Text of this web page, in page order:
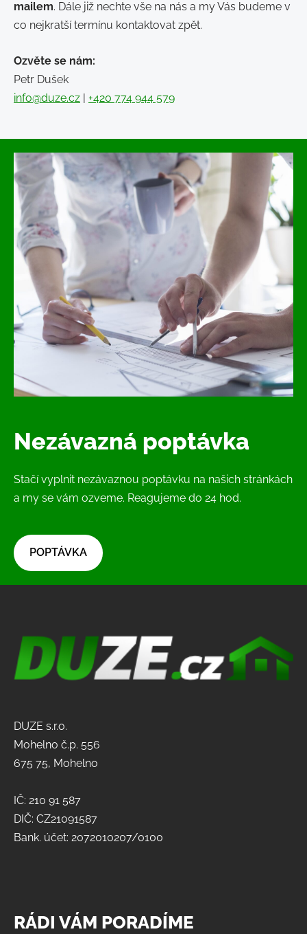
mailem. Dále již nechte vše na nás a my Vás budeme v
co nejkratší termínu kontaktovat zpět.
Ozvěte se nám:
Petr Dušek
info@duze.cz | +420 774 944 579
Nezávazná poptávka
Stačí vyplnit nezávaznou poptávku na našich stránkách
a my se vám ozveme. Reagujeme do 24 hod.
​POPTÁVKA​
DUZE s.r.o.
Mohelno č.p. 556
675 75, Mohelno
IČ: 210 91 587
DIČ: CZ21091587
Bank. účet: 2072010207/0100
RÁDI VÁM PORADÍME